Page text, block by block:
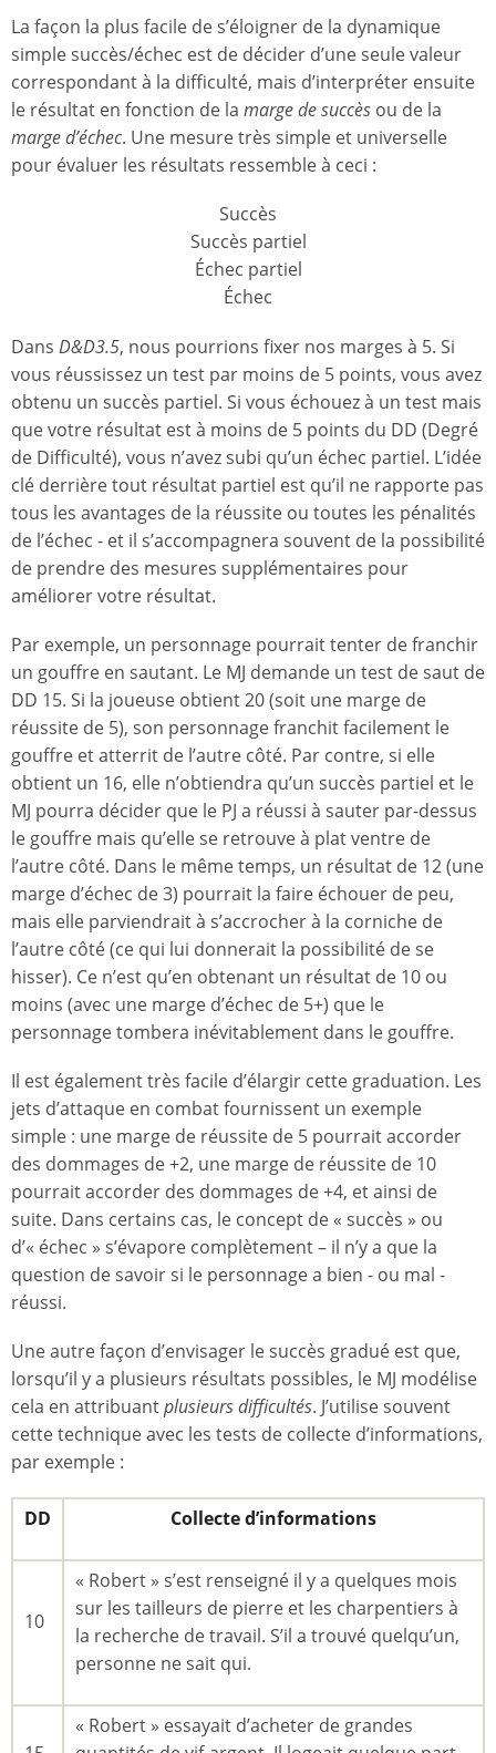
La façon la plus facile de s’éloigner de la dynamique
simple succès/échec est de décider d’une seule valeur
correspondant à la difficulté, mais d’interpréter ensuite
le résultat en fonction de la marge de succès ou de la
marge d’échec. Une mesure très simple et universelle
pour évaluer les résultats ressemble à ceci :
Succès
Succès partiel
Échec partiel
Échec
Dans D&D3.5, nous pourrions fixer nos marges à 5. Si
vous réussissez un test par moins de 5 points, vous avez
obtenu un succès partiel. Si vous échouez à un test mais
que votre résultat est à moins de 5 points du DD (Degré
de Difficulté), vous n’avez subi qu’un échec partiel. L’idée
clé derrière tout résultat partiel est qu’il ne rapporte pas
tous les avantages de la réussite ou toutes les pénalités
de l’échec - et il s’accompagnera souvent de la possibilité
de prendre des mesures supplémentaires pour
améliorer votre résultat.
Par exemple, un personnage pourrait tenter de franchir
un gouffre en sautant. Le MJ demande un test de saut de
DD 15. Si la joueuse obtient 20 (soit une marge de
réussite de 5), son personnage franchit facilement le
gouffre et atterrit de l’autre côté. Par contre, si elle
obtient un 16, elle n’obtiendra qu’un succès partiel et le
MJ pourra décider que le PJ a réussi à sauter par-dessus
le gouffre mais qu’elle se retrouve à plat ventre de
l’autre côté. Dans le même temps, un résultat de 12 (une
marge d’échec de 3) pourrait la faire échouer de peu,
mais elle parviendrait à s’accrocher à la corniche de
l’autre côté (ce qui lui donnerait la possibilité de se
hisser). Ce n’est qu’en obtenant un résultat de 10 ou
moins (avec une marge d’échec de 5+) que le
personnage tombera inévitablement dans le gouffre.
Il est également très facile d’élargir cette graduation. Les
jets d’attaque en combat fournissent un exemple
simple : une marge de réussite de 5 pourrait accorder
des dommages de +2, une marge de réussite de 10
pourrait accorder des dommages de +4, et ainsi de
suite. Dans certains cas, le concept de « succès » ou
d’« échec » s’évapore complètement – il n’y a que la
question de savoir si le personnage a bien - ou mal -
réussi.
Une autre façon d’envisager le succès gradué est que,
lorsqu’il y a plusieurs résultats possibles, le MJ modélise
cela en attribuantplusieurs difficultés. J’utilise souvent
cette technique avec les tests de collecte d’informations,
par exemple :
DD Collecte d’informations
10
« Robert » s’est renseigné il y a quelques mois
sur les tailleurs de pierre et les charpentiers à
la recherche de travail. S’il a trouvé quelqu’un,
personne ne sait qui.
« Robert » essayait d’acheter de grandes